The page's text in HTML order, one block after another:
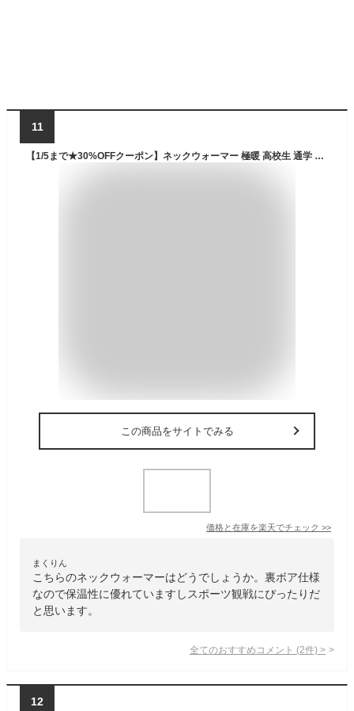
11
【1/5まで★30%OFFクーポン】ネックウォーマー 極暖 高校生 通学 メンズ スノーボード スキー スヌード スノボ 手洗い可 中学生 息子用 自転車 保温 プレゼント 暖かい フリース 通勤 バイク 防寒 秋冬 レディース 秋 冬 裏ボア 102254 / inec0003
この商品をサイトでみる
価格と在庫を楽天でチェック >>
まくりん
こちらのネックウォーマーはどうでしょうか。裏ボア仕様
なので保温性に優れていますしスポーツ観戦にぴったりだ
と思います。
全てのおすすめコメント (2件) >
12